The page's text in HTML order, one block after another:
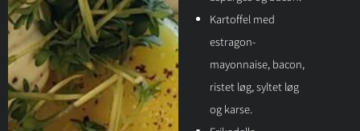
Kartoffel med
estragon-
mayonnaise, bacon,
ristet løg, syltet løg
og karse.